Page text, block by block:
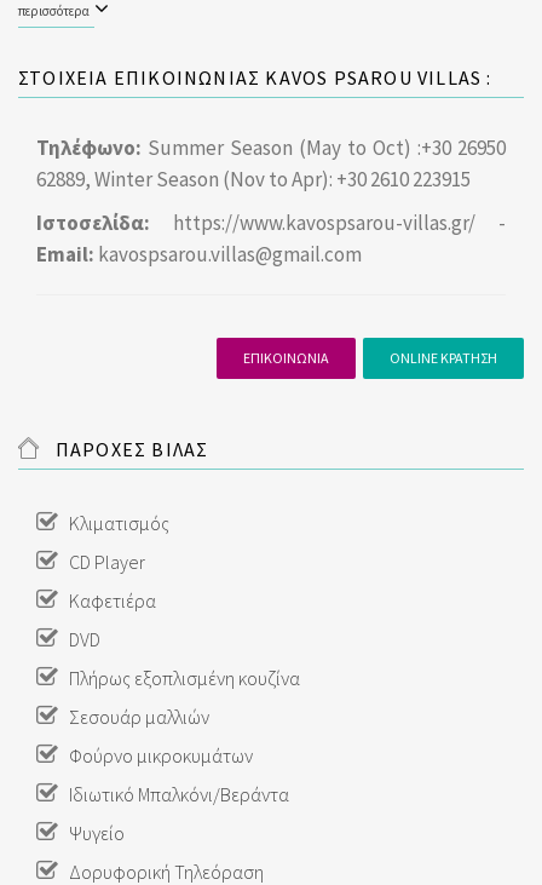
περισσότερα
ΣΤΟΙΧΕΙΑ ΕΠΙΚΟΙΝΩΝΙΑΣ KAVOS PSAROU VILLAS :
Τηλέφωνο: Summer Season (May to Oct) :+30 26950
62889, Winter Season (Nov to Apr): +30 2610 223915
Ιστοσελίδα:
https://www.kavospsarou-villas.gr/ -
Email: kavospsarou.villas@gmail.com
ΕΠΙΚΟΙΝΩΝΙΑ ONLINE ΚΡΑΤΗΣΗ
ΠΑΡΟΧΕΣ ΒΙΛΑΣ
Κλιματισμός
CD Player
Καφετιέρα
DVD
Πλήρως εξοπλισμένη κουζίνα
Σεσουάρ μαλλιών
Φούρνο μικροκυμάτων
Ιδιωτικό Μπαλκόνι/Βεράντα
Ψυγείο
Δορυφορική Τηλεόραση